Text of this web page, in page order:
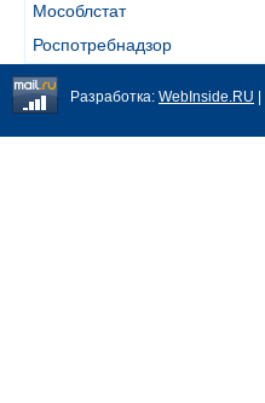
Мособлстат
Роспотребнадзор
Разработка: WebInside.RU